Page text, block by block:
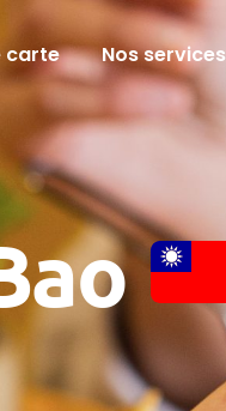
carte Nos services